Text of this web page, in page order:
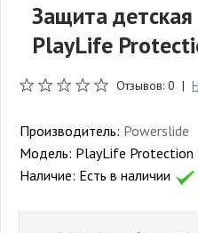
Защита
PlayLife
Отзывов: 0 |
Производитель: Powerslide
Модель: PlayLife Protection
Наличие: Есть в наличии